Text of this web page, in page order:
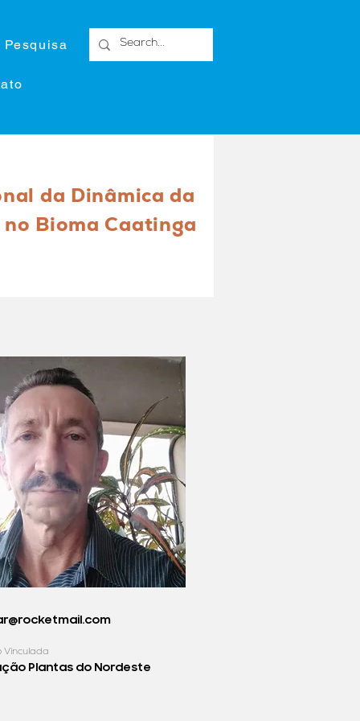
Pesquisa
da Dinâmica da
Bioma Caatinga
Vinculada
Plantas do Nordeste